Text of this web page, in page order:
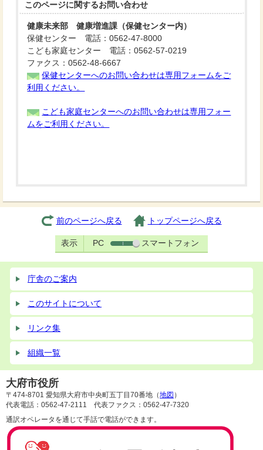
このページに関するお問い合わせ
健康未来部 健康増進課（保健センター内）
保健センター 電話：0562-47-8000
こども家庭センター 電話：0562-57-0219
ファクス：0562-48-6667
保健センターへのお問い合わせは専用フォームをご
利用ください。
こども家庭センターへのお問い合わせは専用フォー
ムをご利用ください。
前のページへ戻る トップページへ戻る
表示 PC スマートフォン
庁舎のご案内
このサイトについて
リンク集
組織一覧
大府市役所
〒474-8701 愛知県大府市中央町五丁目70番地（地図 ）
代表電話：0562-47-2111 代表ファクス：0562-47-7320
通訳オペレータを通じて手話で電話ができます。